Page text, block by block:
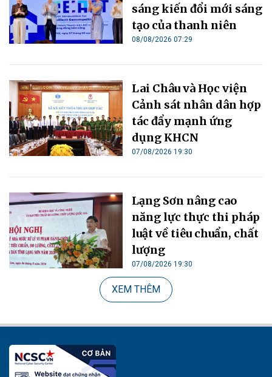
sáng kiến đổi mới sáng
tạo của thanh niên
08/08/2026 07:29
Lai Châu và Học viện
Cảnh sát nhân dân hợp
tác đẩy mạnh ứng
dụng KHCN
07/08/2026 19:30
Lạng Sơn nâng cao
năng lực thực thi pháp
luật về tiêu chuẩn, chất
lượng
07/08/2026 19:30
XEM THÊM